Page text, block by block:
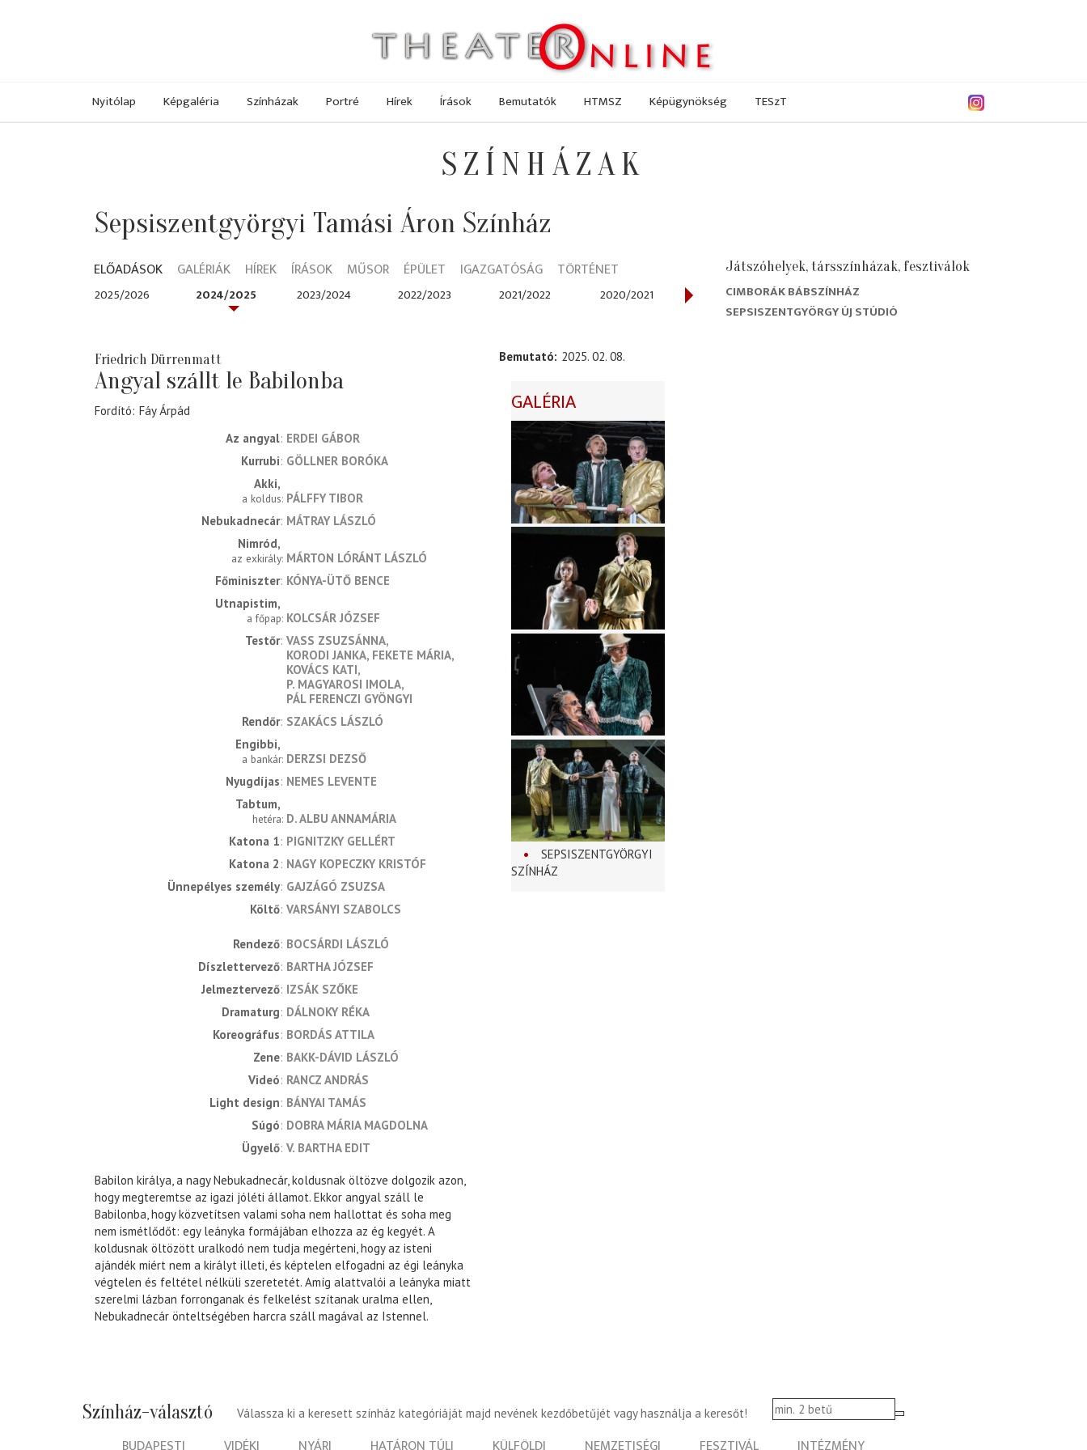
Nyitólap Képgaléria Színházak Portré Hírek Írások Bemutatók HTMSZ Képügynökség TESzT
SZÍNHÁZAK
Sepsiszentgyörgyi Tamási Áron Színház
ELŐADÁSOK GALÉRIÁK HÍREK ÍRÁSOK MŰSOR ÉPÜLET IGAZGATÓSÁG TÖRTÉNET
2025/2026 2024/2025 2023/2024 2022/2023 2021/2022 2020/2021 2019/2020 2018/2019
Friedrich Dürrenmatt
Angyal szállt le Babilonba
Fordító Fáy Árpád
Az angyal ERDEI GÁBOR
Kurrubi GÖLLNER BORÓKA
Akki
a koldus PÁLFFY TIBOR
Nebukadnecár MÁTRAY LÁSZLÓ
Nimród
az exkirály MÁRTON LÓRÁNT LÁSZLÓ
Főminiszter KÓNYA-ÜTŐ BENCE
Utnapistim
a főpap KOLCSÁR JÓZSEF
Testőr VASS ZSUZSÁNNA
KORODI JANKA FEKETE MÁRIA
KOVÁCS KATI
P. MAGYAROSI IMOLA
PÁL FERENCZI GYÖNGYI
Rendőr SZAKÁCS LÁSZLÓ
Engibbi
a bankár DERZSI DEZSŐ
Nyugdíjas NEMES LEVENTE
Tabtum
hetéra D. ALBU ANNAMÁRIA
Katona 1 PIGNITZKY GELLÉRT
Katona 2 NAGY KOPECZKY KRISTÓF
Ünnepélyes személy GAJZÁGÓ ZSUZSA
Költő VARSÁNYI SZABOLCS
rendező BOCSÁRDI LÁSZLÓ
díszlettervező BARTHA JÓZSEF
jelmeztervező IZSÁK SZŐKE
dramaturg DÁLNOKY RÉKA
koreográfus BORDÁS ATTILA
zene BAKK-DÁVID LÁSZLÓ
videó RANCZ ANDRÁS
light design BÁNYAI TAMÁS
súgó DOBRA MÁRIA MAGDOLNA
ügyelő V. BARTHA EDIT
Babilon királya, a nagy Nebukadnecár, koldusnak öltözve dolgozik azon,
hogy megteremtse az igazi jóléti államot. Ekkor angyal száll le
Babilonba, hogy közvetítsen valami soha nem hallottat és soha meg
nem ismétlődőt: egy leányka formájában elhozza az ég kegyét. A
koldusnak öltözött uralkodó nem tudja megérteni, hogy az isteni
ajándék miért nem a királyt illeti, és képtelen elfogadni az égi leányka
végtelen és feltétel nélküli szeretetét. Amíg alattvalói a leányka miatt
szerelmi lázban forronganak és felkelést szítanak uralma ellen,
Nebukadnecár önteltségében harcra száll magával az Istennel.
Bemutató 2025. 02. 08.
GALÉRIA
SEPSISZENTGYÖRGYI
SZÍNHÁZ
Játszóhelyek, társszínházak, fesztiválok
CIMBORÁK BÁBSZÍNHÁZ
SEPSISZENTGYÖRGY ÚJ STÚDIÓ
Színház-választó Válassza ki a keresett színház kategóriáját majd nevének kezdőbetűjét vagy használja a keresőt!